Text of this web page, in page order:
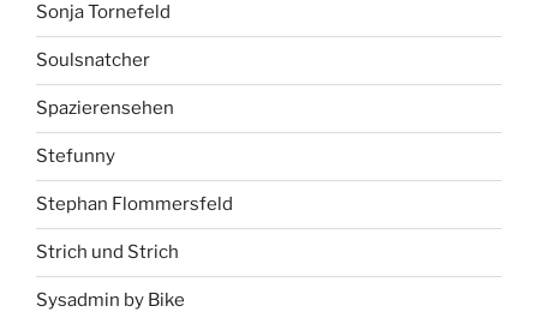
Sonja Tornefeld
Soulsnatcher
Spazierensehen
Stefunny
Stephan Flommersfeld
Strich und Strich
Sysadmin by Bike